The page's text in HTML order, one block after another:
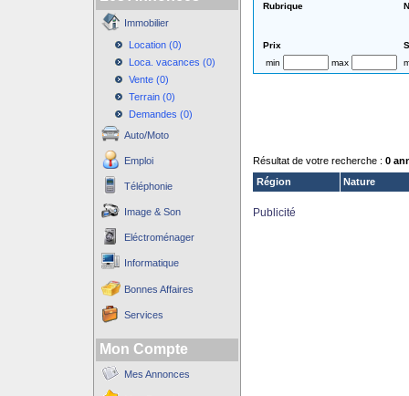
Immobilier
Location (0)
Loca. vacances (0)
Vente (0)
Terrain (0)
Demandes (0)
Auto/Moto
Emploi
Téléphonie
Image & Son
Eléctroménager
Informatique
Bonnes Affaires
Services
Mon Compte
Mes Annonces
Rubrique
Prix
min
max
Résultat de votre recherche : 0
Région
Nature
Publicité